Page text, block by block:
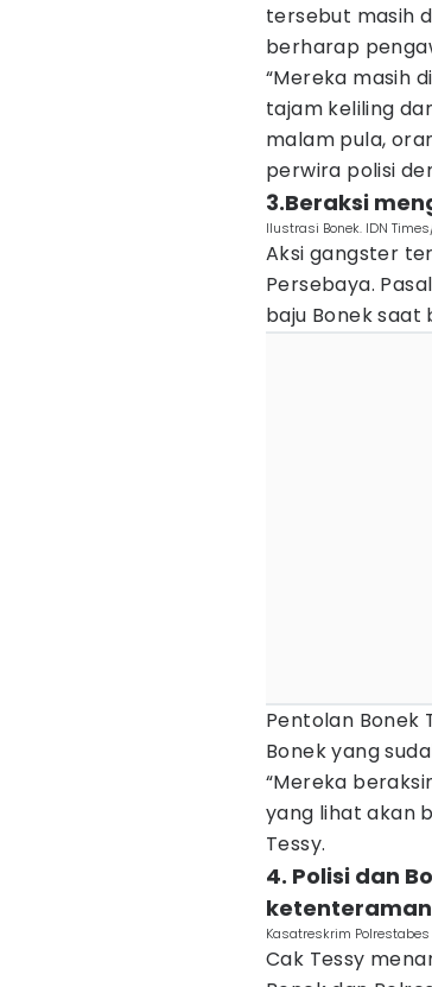
tersebut masih
berharap
“Mereka masih
tajam keliling
malam pula,
perwira polisi
3.Beraksi
Ilustrasi Bonek. IDN
Aksi gangster
Persebaya.
baju Bonek saat
Pentolan Bonek
Bonek yang
“Mereka
yang lihat akan
Tessy.
4. Polisi dan
Kasatreskrim
Cak Tessy